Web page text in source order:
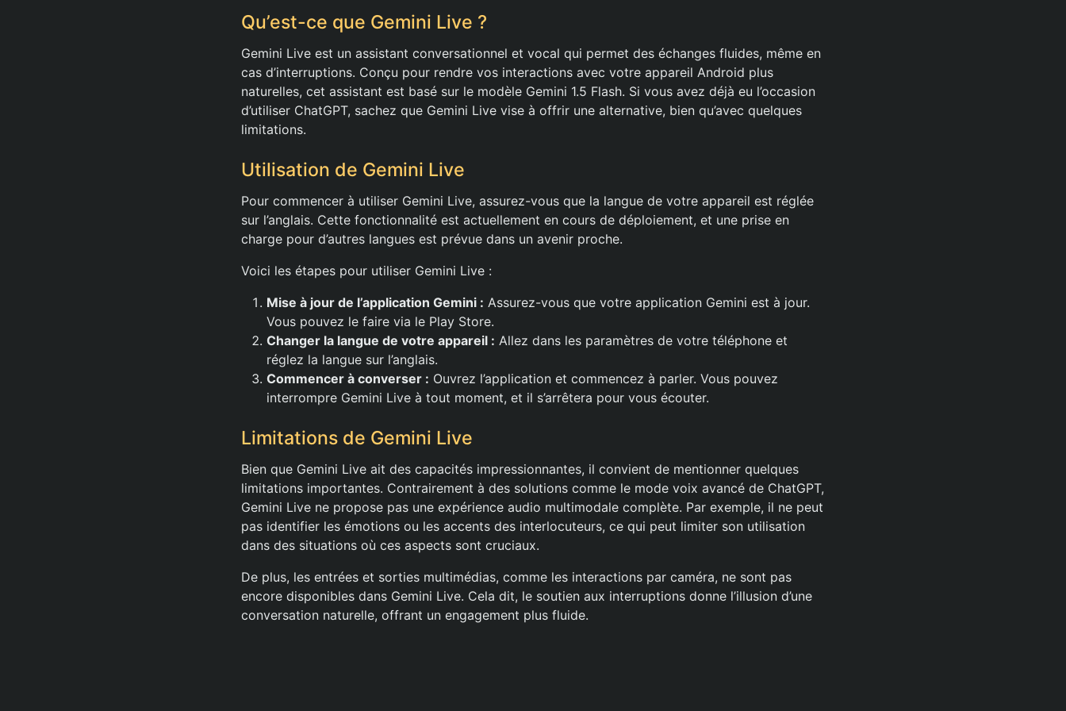
Qu’est-ce que Gemini Live ?
Gemini Live est un assistant conversationnel et vocal qui permet des échanges fluides, même en
cas d’interruptions. Conçu pour rendre vos interactions avec votre appareil Android plus
naturelles, cet assistant est basé sur le modèle Gemini 1.5 Flash. Si vous avez déjà eu l’occasion
d’utiliser ChatGPT, sachez que Gemini Live vise à offrir une alternative, bien qu’avec quelques
limitations.
Utilisation de Gemini Live
Pour commencer à utiliser Gemini Live, assurez-vous que la langue de votre appareil est réglée
sur l’anglais. Cette fonctionnalité est actuellement en cours de déploiement, et une prise en
charge pour d’autres langues est prévue dans un avenir proche.
Voici les étapes pour utiliser Gemini Live :
Mise à jour de l’application Gemini : Assurez-vous que votre application Gemini est à jour.
Vous pouvez le faire via le Play Store.
Changer la langue de votre appareil : Allez dans les paramètres de votre téléphone et
réglez la langue sur l’anglais.
Commencer à converser : Ouvrez l’application et commencez à parler. Vous pouvez
interrompre Gemini Live à tout moment, et il s’arrêtera pour vous écouter.
Limitations de Gemini Live
Bien que Gemini Live ait des capacités impressionnantes, il convient de mentionner quelques
limitations importantes. Contrairement à des solutions comme le mode voix avancé de ChatGPT,
Gemini Live ne propose pas une expérience audio multimodale complète. Par exemple, il ne peut
pas identifier les émotions ou les accents des interlocuteurs, ce qui peut limiter son utilisation
dans des situations où ces aspects sont cruciaux.
De plus, les entrées et sorties multimédias, comme les interactions par caméra, ne sont pas
encore disponibles dans Gemini Live. Cela dit, le soutien aux interruptions donne l’illusion d’une
conversation naturelle, offrant un engagement plus fluide.